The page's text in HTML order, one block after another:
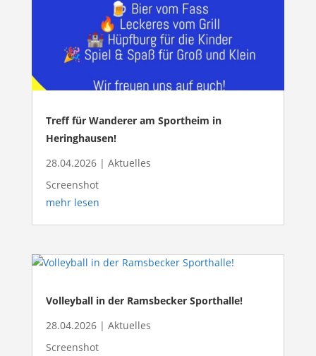
Treff für Wanderer am Sportheim in
Heringhausen!
28.04.2026| Aktuelles
Screenshot
mehr lesen
Volleyball in der Ramsbecker Sporthalle!
28.04.2026| Aktuelles
Screenshot